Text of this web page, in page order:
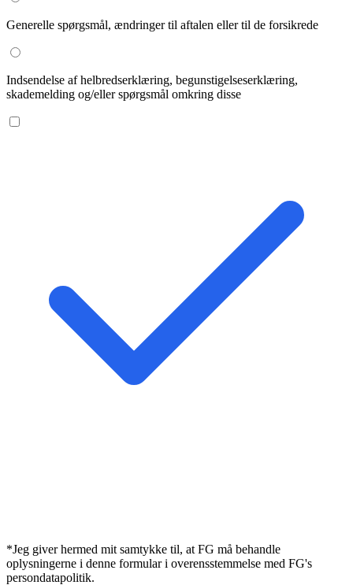
Generelle spørgsmål, ændringer til aftalen eller til de forsikrede
Indsendelse af helbredserklæring, begunstigelseserklæring,
skademelding og/eller spørgsmål omkring disse
*Jeg giver hermed mit samtykke til, at FG må behandle
oplysningerne i denne formular i overensstemmelse med FG's
persondatapolitik.